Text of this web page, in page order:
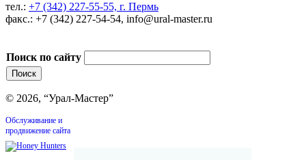
тел.: +7 (342) 227-55-55, г. Пермь
факс.: +7 (342) 227-54-54, info@ural-master.ru
Поиск по сайту
© 2026, “Урал-Мастер”
Обслуживание и
продвижение сайта